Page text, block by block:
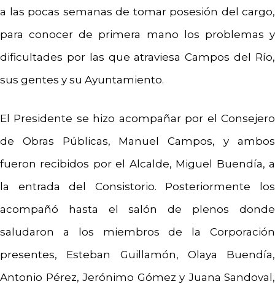
a las pocas semanas de tomar posesión del cargo,
para conocer de primera mano los problemas y
dificultades por las que atraviesa Campos del Río,
sus gentes y su Ayuntamiento.
El Presidente se hizo acompañar por el Consejero
de Obras Públicas, Manuel Campos, y ambos
fueron recibidos por el Alcalde, Miguel Buendía, a
la entrada del Consistorio. Posteriormente los
acompañó hasta el salón de plenos donde
saludaron a los miembros de la Corporación
presentes, Esteban Guillamón, Olaya Buendía,
Antonio Pérez, Jerónimo Gómez y Juana Sandoval,